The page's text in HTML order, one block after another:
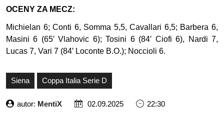
OCENY ZA MECZ:
Michielan 6; Conti 6, Somma 5,5, Cavallari 6,5; Barbera 6,
Masini 6 (65′ Vlahovic 6); Tosini 6 (84′ Ciofi 6), Nardi 7,
Lucas 7, Vari 7 (84′ Loconte B.O.); Noccioli 6.
Siena Coppa Italia Serie D
autor: MentiX 02.09.2025 22:30